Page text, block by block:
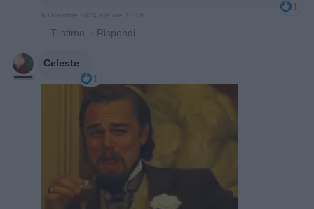
1
· Ti stimo · Rispondi
Celeste:
1